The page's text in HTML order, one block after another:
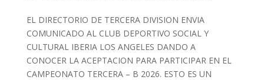
EL DIRECTORIO DE TERCERA DIVISION ENVIA
COMUNICADO AL CLUB DEPORTIVO SOCIAL Y
CULTURAL IBERIA LOS ANGELES DANDO A
CONOCER LA ACEPTACION PARA PARTICIPAR EN EL
CAMPEONATO TERCERA – B 2026. ESTO ES UN